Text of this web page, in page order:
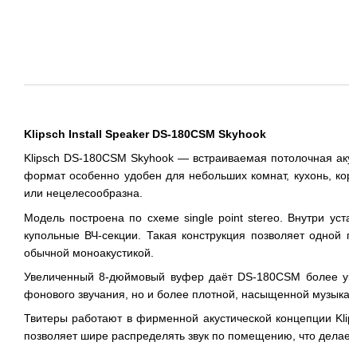
Klipsch Install Speaker DS-180CSM Skyhook
Klipsch DS-180CSM Skyhook — встраиваемая потолочная
формат особенно удобен для небольших комнат, кухонь,
или нецелесообразна.
Модель построена по схеме single point stereo. Внутри
купольные ВЧ-секции. Такая конструкция позволяет
обычной моноакустикой.
Увеличенный 8-дюймовый вуфер даёт DS-180CSM более
фонового звучания, но и более плотной, насыщенной
Твитеры работают в фирменной акустической концепции
позволяет шире распределять звук по помещению, что